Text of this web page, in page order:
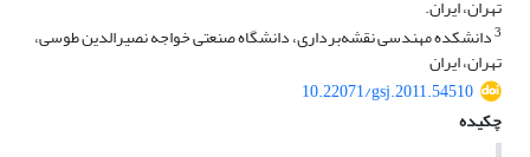
تهران، ایران.
3دانشکده مهندسی نقشه‌برداری، دانشگاه صنعتی خواجه نصیرالدین طوسی،
تهران، ایران
10.22071/gsj.2011.54510
چکیده